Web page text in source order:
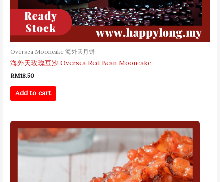
Oversea Mooncake 海外天月饼
海外天玫瑰豆沙 Oversea Red Bean Mooncake
RM18.50
Add to cart